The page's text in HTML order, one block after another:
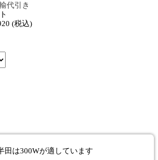
代引き
(税込)
田は300Wが適しています